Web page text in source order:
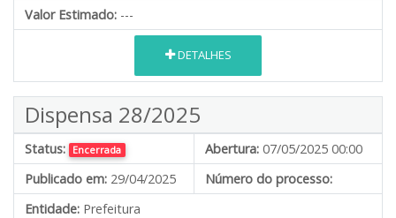
Valor Estimado: ---
DETALHES
Dispensa 28/2025
Status: Encerrada Abertura: 07/05/2025 00:00
Publicado em: 29/04/2025
Número do processo:
Entidade: Prefeitura